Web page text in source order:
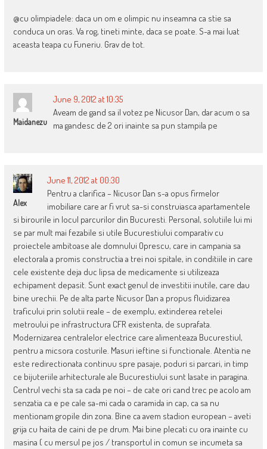
@cu olimpiadele: daca un om e olimpic nu inseamna ca stie sa
conduca un oras. Va rog, tineti minte, daca se poate. S-a mai luat
aceasta teapa cu Funeriu. Grav de tot.
Maidanezu
June 9, 2012 at 10:35
Aveam de gand sa il votez pe Nicusor Dan, dar acum o sa
ma gandesc de 2 ori inainte sa pun stampila pe
Alex
June 11, 2012 at 00:30
Pentru a clarifica – Nicusor Dan s-a opus firmelor
imobiliare care ar fi vrut sa-si construiasca apartamentele
si birourile in locul parcurilor din Bucuresti. Personal, solutiile lui mi
se par mult mai fezabile si utile Bucurestiului comparativ cu
proiectele ambitoase ale domnului Oprescu, care in campania sa
electorala a promis constructia a trei noi spitale, in conditiile in care
cele existente deja duc lipsa de medicamente si utilizeaza
echipament depasit. Sunt exact genul de investitii inutile, care dau
bine urechii. Pe de alta parte Nicusor Dan a propus fluidizarea
traficului prin solutii reale – de exemplu, extinderea retelei
metroului pe infrastructura CFR existenta, de suprafata.
Modernizarea centralelor electrice care alimenteaza Bucurestiul,
pentru a micsora costurile. Masuri ieftine si functionale. Atentia ne
este redirectionata continuu spre pasaje, poduri si parcari, in timp
ce bijuteriile arhitecturale ale Bucurestiului sunt lasate in paragina.
Centrul vechi sta sa cada pe noi – de cate ori cand trec pe acolo am
senzatia ca e pe cale sa-mi cada o caramida in cap, ca sa nu
mentionam gropile din zona. Bine ca avem stadion european – aveti
grija cu haita de caini de pe drum. Mai bine plecati cu ora inainte cu
masina ( cu mersul pe jos / transportul in comun se incumeta sa